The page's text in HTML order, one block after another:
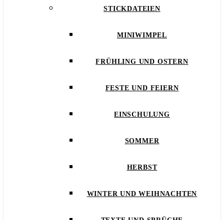
STICKDATEIEN
MINIWIMPEL
FRÜHLING UND OSTERN
FESTE UND FEIERN
EINSCHULUNG
SOMMER
HERBST
WINTER UND WEIHNACHTEN